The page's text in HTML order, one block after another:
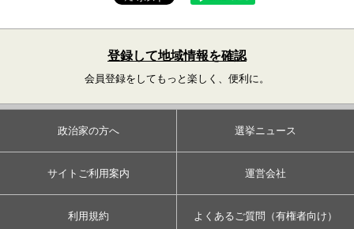
登録して地域情報を確認
会員登録をしてもっと楽しく、便利に。
政治家の方へ 選挙ニュース
サイトご利用案内 運営会社
利用規約 よくあるご質問（有権者向け）